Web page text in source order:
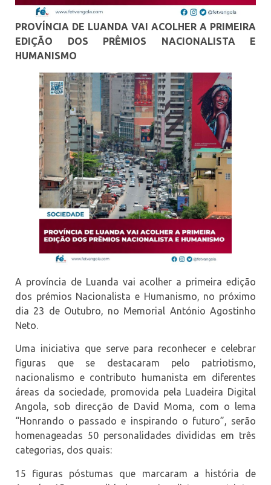
PROVÍNCIA DE LUANDA VAI ACOLHER A PRIMEIRA
EDIÇÃO DOS PRÊMIOS NACIONALISTA E
HUMANISMO
A província de Luanda vai acolher a primeira edição
dos prémios Nacionalista e Humanismo, no próximo
dia 23 de Outubro, no Memorial António Agostinho
Neto.
Uma iniciativa que serve para reconhecer e celebrar
figuras que se destacaram pelo patriotismo,
nacionalismo e contributo humanista em diferentes
áreas da sociedade, promovida pela Luadeira Digital
Angola, sob direcção de David Moma, com o lema
“Honrando o passado e inspirando o futuro”, serão
homenageadas 50 personalidades divididas em três
categorias, dos quais:
15 figuras póstumas que marcaram a história de